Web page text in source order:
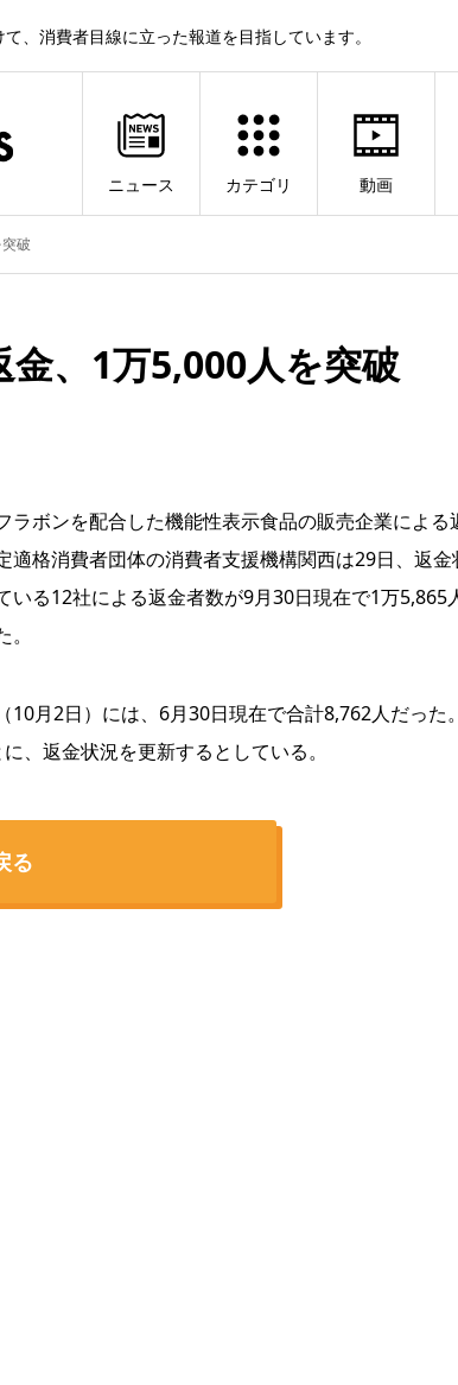
、消費者目線に立った報道を目指しています。
ニュース カテゴリ 動画
破
金、1万5,000人を突破
ラボンを配合した機能性表示食品の販売企業による
適格消費者団体の消費者支援機構関西は29日、返金
いる12社による返金者数が9月30日現在で1万5,865
月2日）には、6月30日現在で合計8,762人だった。
、返金状況を更新するとしている。
る